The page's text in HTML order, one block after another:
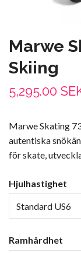
Marwe
Skiing
5,295.00
Marwe Skating
autentiska
för skate,
Hjulhastighet
Standard US6
Ramhårdhet